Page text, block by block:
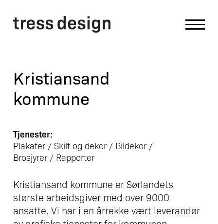
Kristiansand
kommune
Tjenester:
Plakater / Skilt og dekor / Bildekor /
Brosjyrer / Rapporter
Kristiansand kommune er Sørlandets
største arbeidsgiver med over 9000
ansatte. Vi har i en årrekke vært leverandør